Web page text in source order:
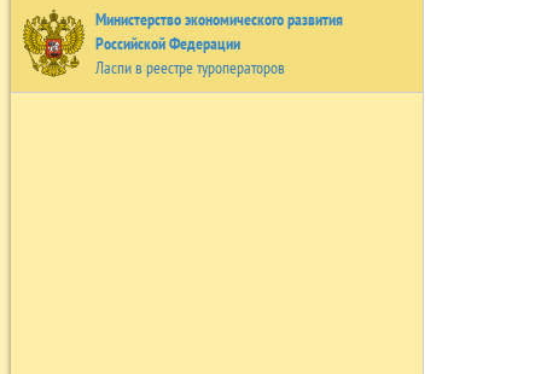
Министерство экономического развития
Российской Федерации
Ласпи в реестре туроператоров